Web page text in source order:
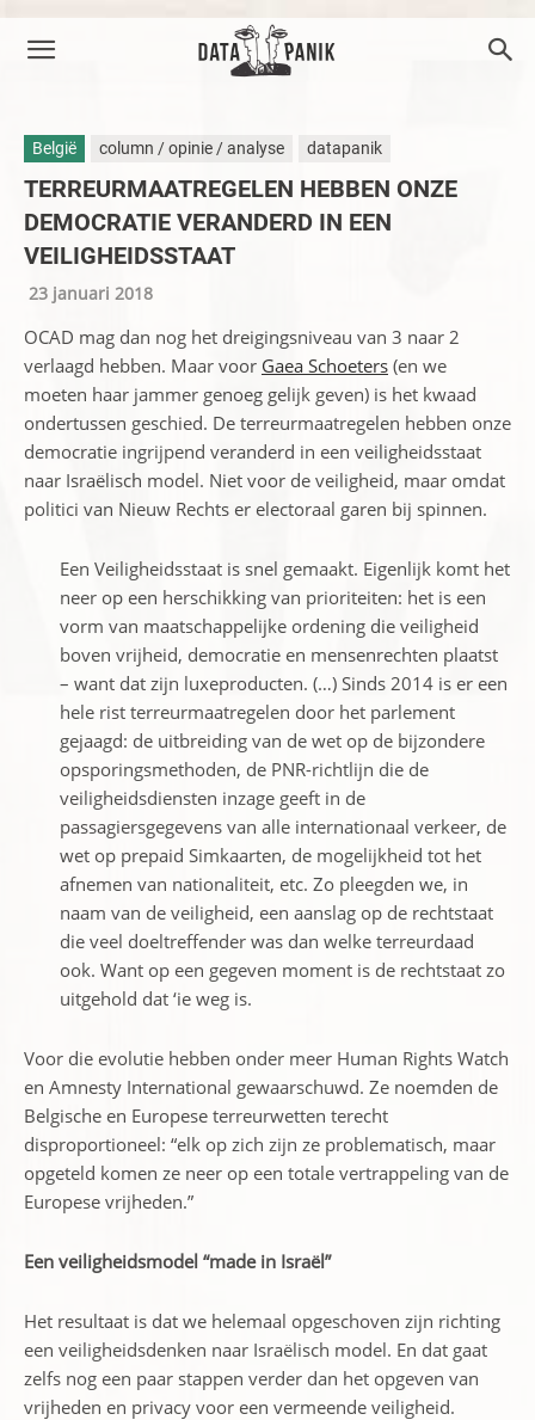
België column / opinie / analyse datapanik
TERREURMAATREGELEN HEBBEN ONZE
DEMOCRATIE VERANDERD IN EEN
VEILIGHEIDSSTAAT
23 januari 2018
OCAD mag dan nog het dreigingsniveau van 3 naar 2
verlaagd hebben. Maar voor Gaea Schoeters (en we
moeten haar jammer genoeg gelijk geven) is het kwaad
ondertussen geschied. De terreurmaatregelen hebben onze
democratie ingrijpend veranderd in een veiligheidsstaat
naar Israëlisch model. Niet voor de veiligheid, maar omdat
politici van Nieuw Rechts er electoraal garen bij spinnen.
Een Veiligheidsstaat is snel gemaakt. Eigenlijk komt het
neer op een herschikking van prioriteiten: het is een
vorm van maatschappelijke ordening die veiligheid
boven vrijheid, democratie en mensenrechten plaatst
– want dat zijn luxeproducten. (…) Sinds 2014 is er een
hele rist terreurmaatregelen door het parlement
gejaagd: de uitbreiding van de wet op de bijzondere
opsporingsmethoden, de PNR-richtlijn die de
veiligheidsdiensten inzage geeft in de
passagiersgegevens van alle internationaal verkeer, de
wet op prepaid Simkaarten, de mogelijkheid tot het
afnemen van nationaliteit, etc. Zo pleegden we, in
naam van de veiligheid, een aanslag op de rechtstaat
die veel doeltreffender was dan welke terreurdaad
ook. Want op een gegeven moment is de rechtstaat zo
uitgehold dat ‘ie weg is.
Voor die evolutie hebben onder meer Human Rights Watch
en Amnesty International gewaarschuwd. Ze noemden de
Belgische en Europese terreurwetten terecht
disproportioneel: “elk op zich zijn ze problematisch, maar
opgeteld komen ze neer op een totale vertrappeling van de
Europese vrijheden.”
Een veiligheidsmodel “made in Israël”
Het resultaat is dat we helemaal opgeschoven zijn richting
een veiligheidsdenken naar Israëlisch model. En dat gaat
zelfs nog een paar stappen verder dan het opgeven van
vrijheden en privacy voor een vermeende veiligheid.